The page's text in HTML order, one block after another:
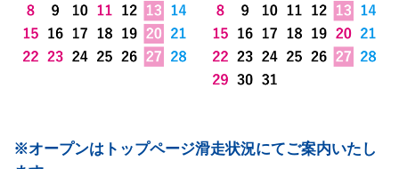
※オープンはトップページ滑走状況にてご案内いたし